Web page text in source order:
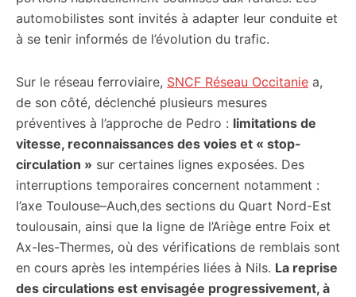
automobilistes sont invités à adapter leur conduite et
à se tenir informés de l’évolution du trafic.
Sur le réseau ferroviaire, SNCF Réseau Occitanie a,
de son côté, déclenché plusieurs mesures
préventives à l’approche de Pedro : limitations de
vitesse, reconnaissances des voies et « stop-
circulation » sur certaines lignes exposées. Des
interruptions temporaires concernent notamment :
l’axe Toulouse–Auch,des sections du Quart Nord-Est
toulousain, ainsi que la ligne de l’Ariège entre Foix et
Ax-les-Thermes, où des vérifications de remblais sont
en cours après les intempéries liées à Nils. La reprise
des circulations est envisagée progressivement, à